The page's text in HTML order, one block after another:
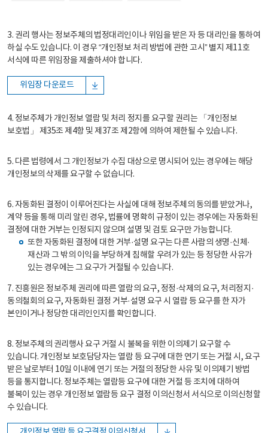
3. 권리 행사는 정보주체의 법정대리인이나 위임을 받은 자 등 대리인을 통하여
하실 수도 있습니다. 이 경우 “개인정보 처리 방법에 관한 고시” 별지 제11호
서식에 따른 위임장을 제출하셔야 합니다.
위임장 다운로드
4. 정보주체가 개인정보 열람 및 처리 정지를 요구할 권리는 「개인정보
보호법」 제35조 제4항 및 제37조 제2항에 의하여 제한될 수 있습니다.
5. 다른 법령에서 그 개인정보가 수집 대상으로 명시되어 있는 경우에는 해당
개인정보의 삭제를 요구할 수 없습니다.
6. 자동화된 결정이 이루어진다는 사실에 대해 정보주체의 동의를 받았거나,
계약 등을 통해 미리 알린 경우, 법률에 명확히 규정이 있는 경우에는 자동화된
결정에 대한 거부는 인정되지 않으며 설명 및 검토 요구만 가능합니다.
또한 자동화된 결정에 대한 거부·설명 요구는 다른 사람의 생명·신체·
재산과 그 밖의 이익을 부당하게 침해할 우려가 있는 등 정당한 사유가
있는 경우에는 그 요구가 거절될 수 있습니다.
7. 진흥원은 정보주체 권리에 따른 열람의 요구, 정정·삭제의 요구, 처리정지·
동의철회의 요구, 자동화된 결정 거부·설명 요구 시 열람 등 요구를 한 자가
본인이거나 정당한 대리인인지를 확인합니다.
8. 정보주체의 권리행사 요구 거절 시 불복을 위한 이의제기 요구할 수
있습니다. 개인정보 보호담당자는 열람 등 요구에 대한 연기 또는 거절 시, 요구
받은 날로부터 10일 이내에 연기 또는 거절의 정당한 사유 및 이의제기 방법
등을 통지합니다. 정보주체는 열람등 요구에 대한 거절 등 조치에 대하여
불복이 있는 경우 개인정보 열람등 요구 결정 이의신청서 서식으로 이의신청할
수 있습니다.